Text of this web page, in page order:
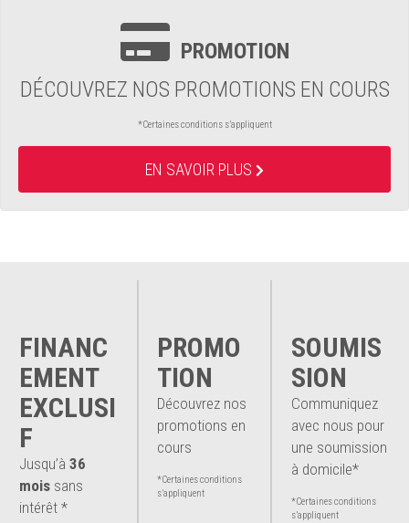
PROMOTION
DÉCOUVREZ NOS PROMOTIONS EN COURS
*Certaines conditions s’appliquent
EN SAVOIR PLUS
FINANC
EMENT
EXCLUSI
F
Jusqu’à 36
moissans
intérêt *
PROMO
TION
Découvrez nos
promotions en
cours
*Certaines conditions
s’appliquent
SOUMIS
SION
Communiquez
avec nous pour
une soumission
à domicile*
*Certaines conditions
s’appliquent